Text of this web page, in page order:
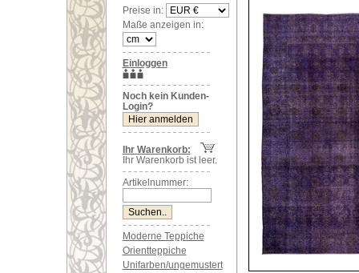
Preise in:
Maße anzeigen in:
Einloggen
Noch kein Kunden-
Login?
Ihr Warenkorb:
Ihr Warenkorb ist leer.
Artikelnummer:
Moderne Teppiche
Orientteppiche
Unifarben/ungemustert